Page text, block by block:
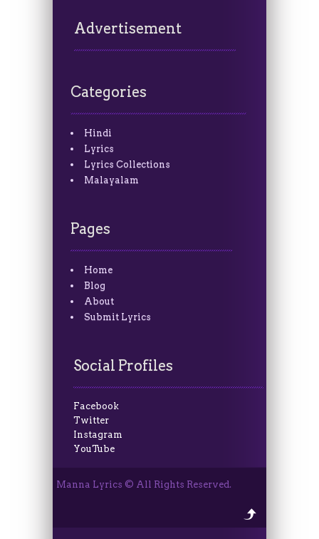
Advertisement
Categories
Hindi
Lyrics
Lyrics Collections
Malayalam
Pages
Home
Blog
About
Submit Lyrics
Social Profiles
Facebook
Twitter
Instagram
YouTube
Manna Lyrics © All Rights Reserved.